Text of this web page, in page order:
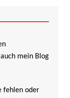
mein Blog
fehlen oder